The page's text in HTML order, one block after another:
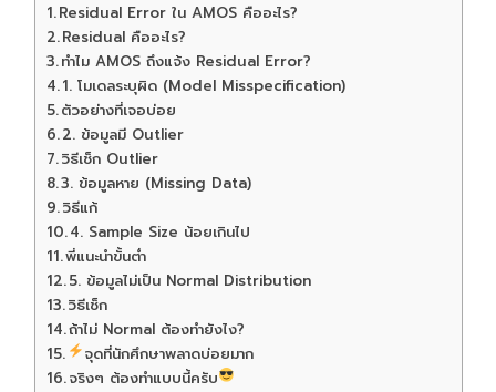
Residual Error ใน AMOS คืออะไร?
Residual คืออะไร?
ทำไม AMOS ถึงแจ้ง Residual Error?
1. โมเดลระบุผิด (Model Misspecification)
ตัวอย่างที่เจอบ่อย
2. ข้อมูลมี Outlier
วิธีเช็ก Outlier
3. ข้อมูลหาย (Missing Data)
วิธีแก้
4. Sample Size น้อยเกินไป
พี่แนะนำขั้นต่ำ
5. ข้อมูลไม่เป็น Normal Distribution
วิธีเช็ก
ถ้าไม่ Normal ต้องทำยังไง?
จุดที่นักศึกษาพลาดบ่อยมาก
จริงๆ ต้องทำแบบนี้ครับ